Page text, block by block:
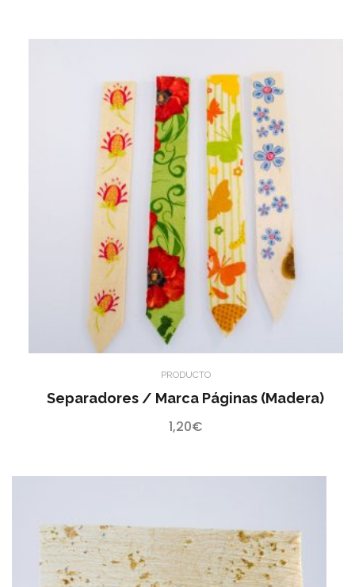
PRODUCTO
Separadores / Marca Páginas (madera)
1,20€